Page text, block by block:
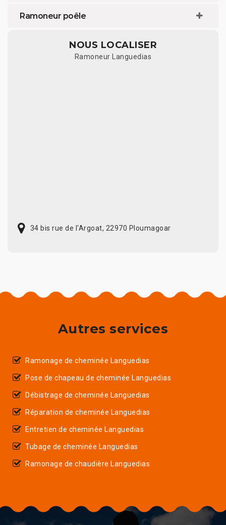
Ramoneur poêle
NOUS LOCALISER
Ramoneur Languedias
34 bis rue de l'Argoat, 22970 Ploumagoar
Autres services
Ramonage de cheminée Languedias
Pose de chapeau de cheminée Languedias
Débistrage de cheminée Languedias
Réparation de cheminée Languedias
Entretien de cheminée Languedias
Tubage de cheminée Languedias
Ramonage de chaudière Languedias